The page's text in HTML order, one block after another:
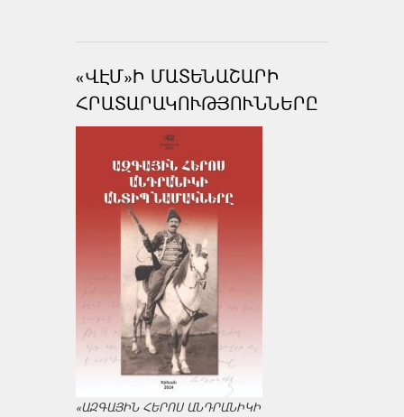
«ՎԷՄ»Ի ՄԱՏԵՆԱՇԱՐԻ
ՀՐԱՏԱՐԱԿՈՒԹՅՈՒՆՆԵՐԸ
«ԱԶԳԱՅԻՆ ՀԵՐՈՍ ԱՆԴՐԱՆԻԿԻ